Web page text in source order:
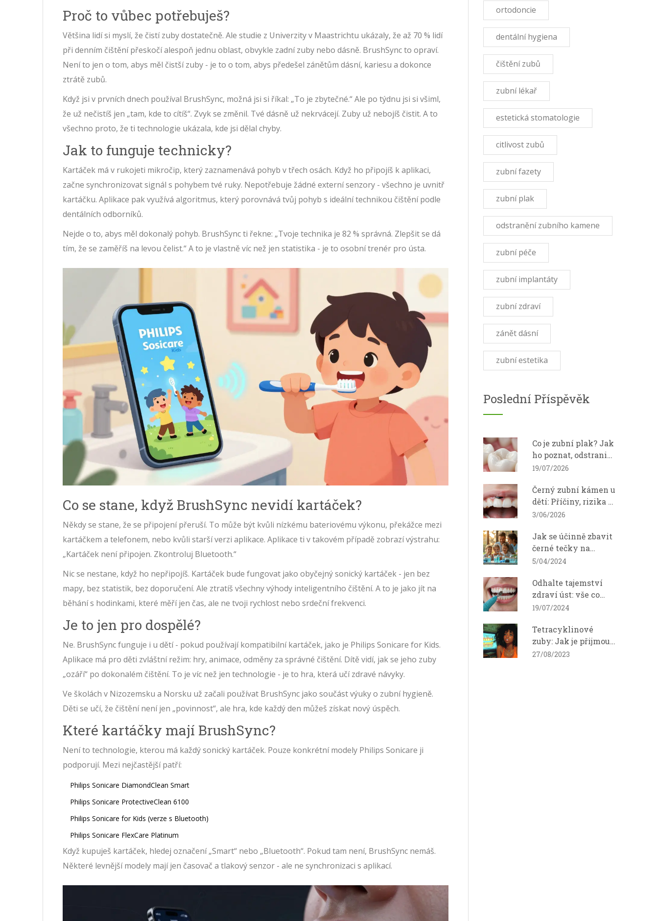
Proč to vůbec potřebuješ?
Většina lidí si myslí, že čistí zuby dostatečně. Ale studie z Univerzity v Maastrichtu ukázaly, že až 70 % lidí
při denním čištění přeskočí alespoň jednu oblast, obvykle zadní zuby nebo dásně. BrushSync to opraví.
Není to jen o tom, abys měl čistší zuby - je to o tom, abys předešel zánětům dásní, kariesu a dokonce
ztrátě zubů.
Když jsi v prvních dnech používal BrushSync, možná jsi si říkal: „To je zbytečné.“ Ale po týdnu jsi si všiml,
že už nečistíš jen „tam, kde to cítíš“. Zvyk se změnil. Tvé dásně už nekrvácejí. Zuby už nebojíš čistit. A to
všechno proto, že ti technologie ukázala, kde jsi dělal chyby.
Jak to funguje technicky?
Kartáček má v rukojeti mikročip, který zaznamenává pohyb v třech osách. Když ho připojíš k aplikaci,
začne synchronizovat signál s pohybem tvé ruky. Nepotřebuje žádné externí senzory - všechno je uvnitř
kartáčku. Aplikace pak využívá algoritmus, který porovnává tvůj pohyb s ideální technikou čištění podle
dentálních odborníků.
Nejde o to, abys měl dokonalý pohyb. BrushSync ti řekne: „Tvoje technika je 82 % správná. Zlepšit se dá
tím, že se zaměříš na levou čelist.“ A to je vlastně víc než jen statistika - je to osobní trenér pro ústa.
Co se stane, když BrushSync nevidí kartáček?
Někdy se stane, že se připojení přeruší. To může být kvůli nízkému bateriovému výkonu, překážce mezi
kartáčkem a telefonem, nebo kvůli starší verzi aplikace. Aplikace ti v takovém případě zobrazí výstrahu:
„Kartáček není připojen. Zkontroluj Bluetooth.“
Nic se nestane, když ho nepřipojíš. Kartáček bude fungovat jako obyčejný sonický kartáček - jen bez
mapy, bez statistik, bez doporučení. Ale ztratíš všechny výhody inteligentního čištění. A to je jako jít na
běhání s hodinkami, které měří jen čas, ale ne tvoji rychlost nebo srdeční frekvenci.
Je to jen pro dospělé?
Ne. BrushSync funguje i u dětí - pokud používají kompatibilní kartáček, jako je Philips Sonicare for Kids.
Aplikace má pro děti zvláštní režim: hry, animace, odměny za správné čištění. Dítě vidí, jak se jeho zuby
„ozáří“ po dokonalém čištění. To je víc než jen technologie - je to hra, která učí zdravé návyky.
Ve školách v Nizozemsku a Norsku už začali používat BrushSync jako součást výuky o zubní hygieně.
Děti se učí, že čištění není jen „povinnost“, ale hra, kde každý den můžeš získat nový úspěch.
Které kartáčky mají BrushSync?
Není to technologie, kterou má každý sonický kartáček. Pouze konkrétní modely Philips Sonicare ji
podporují. Mezi nejčastější patří:
Philips Sonicare DiamondClean Smart
Philips Sonicare ProtectiveClean 6100
Philips Sonicare for Kids (verze s Bluetooth)
Philips Sonicare FlexCare Platinum
Když kupuješ kartáček, hledej označení „Smart“ nebo „Bluetooth“. Pokud tam není, BrushSync nemáš.
Některé levnější modely mají jen časovač a tlakový senzor - ale ne synchronizaci s aplikací.
ortodoncie
dentální hygiena
čištění zubů
zubní lékař
estetická stomatologie
citlivost zubů
zubní fazety
zubní plak
odstranění zubního kamene
zubní péče
zubní implantáty
zubní zdraví
zánět dásní
zubní estetika
Poslední Příspěvěk
Co je zubní plak? Jak
ho poznat, odstranit
a zabránit vzniku
19/07/2026
Černý zubní kámen u
dětí: Příčiny, rizika a
jak ho odstranit
3/06/2026
Jak se účinně zbavit
černé tečky na
zubech: Komplexní
5/04/2024
Odhalte tajemství
zdraví úst: vše co
potřebujete vědět o
19/07/2024
Tetracyklinové
zuby: Jak je přijmout
a jak s nimi žít
27/08/2023